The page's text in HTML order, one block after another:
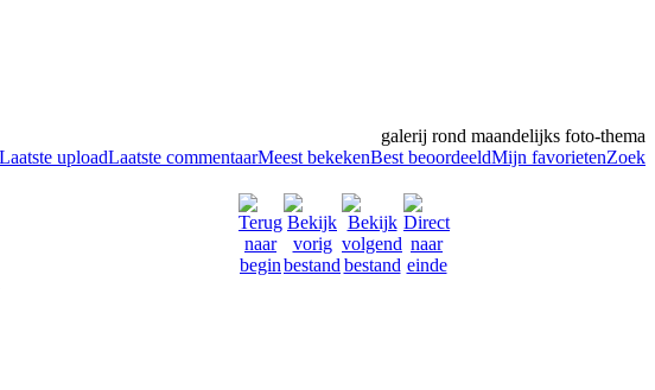
galerij rond maandelijks foto-thema
Laatste uploadLaatste commentaarMeest bekekenBest beoordeeldMijn favorietenZoek